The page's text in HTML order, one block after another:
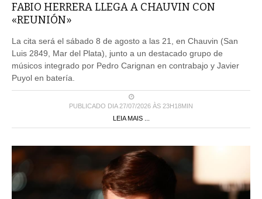
FABIO HERRERA LLEGA A CHAUVIN CON
«REUNIÓN»
La cita será el sábado 8 de agosto a las 21, en Chauvin (San
Luis 2849, Mar del Plata), junto a un destacado grupo de
músicos integrado por Pedro Carignan en contrabajo y Javier
Puyol en batería.
PUBLICADO DIA 27/07/2026 ÀS 23H18MIN
LEIA MAIS ...